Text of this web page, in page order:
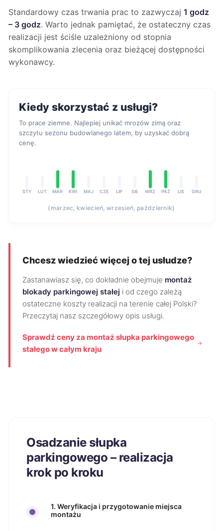
Standardowy czas trwania prac to zazwyczaj 1 godz
– 3 godz. Warto jednak pamiętać, że ostateczny czas
realizacji jest ściśle uzależniony od stopnia
skomplikowania zlecenia oraz bieżącej dostępności
wykonawcy.
Kiedy skorzystać z usługi?
To prace ziemne. Najlepiej unikać mrozów zimą oraz
szczytu sezonu budowlanego latem, by uzyskać dobrą
cenę.
STY LUT MAR KWI MAJ CZE LIP SIE WRZ PAŹ LIS GRU
(marzec, kwiecień, wrzesień, październik)
Chcesz wiedzieć więcej o tej usłudze?
Zastanawiasz się, co dokładnie obejmuje montaż
blokady parkingowej stałej i od czego zależą
ostateczne koszty realizacji na terenie całej Polski?
Przeczytaj nasz szczegółowy opis usługi.
Sprawdź ceny za montaż słupka parkingowego
stałego w całym kraju
Osadzanie słupka
parkingowego – realizacja
krok po kroku
1. Weryfikacja i przygotowanie miejsca
montażu